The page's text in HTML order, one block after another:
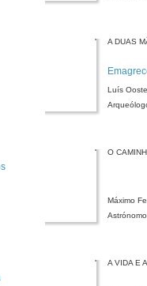
A DUAS
Luís
O
Máximo
Astrónomo
A VIDA E